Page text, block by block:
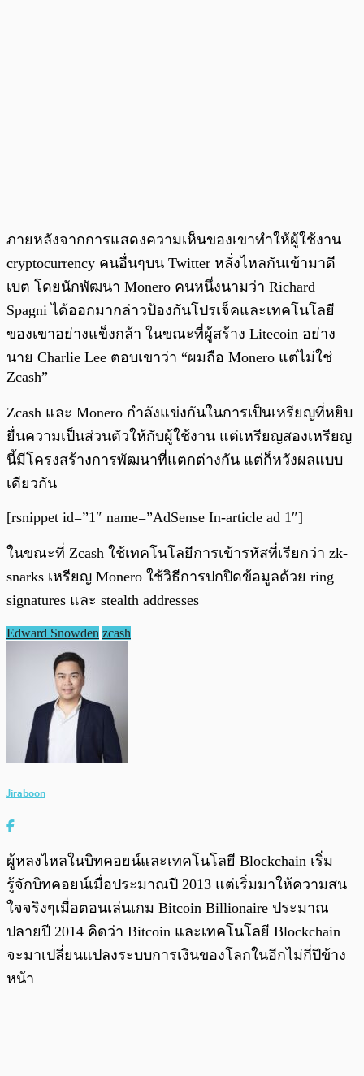
ภายหลังจากการแสดงความเห็นของเขาทำให้ผู้ใช้งาน
cryptocurrency คนอื่นๆบน Twitter หลั่งไหลกันเข้ามาดี
เบต โดยนักพัฒนา Monero คนหนึ่งนามว่า Richard
Spagni ได้ออกมากล่าวป้องกันโปรเจ็คและเทคโนโลยี
ของเขาอย่างแข็งกล้า ในขณะที่ผู้สร้าง Litecoin อย่าง
นาย Charlie Lee ตอบเขาว่า “ผมถือ Monero แต่ไม่ใช่
Zcash”
Zcash และ Monero กำลังแข่งกันในการเป็นเหรียญที่หยิบ
ยื่นความเป็นส่วนตัวให้กับผู้ใช้งาน แต่เหรียญสองเหรียญ
นี้มีโครงสร้างการพัฒนาที่แตกต่างกัน แต่ก็หวังผลแบบ
เดียวกัน
[rsnippet id=”1″ name=”AdSense In-article ad 1″]
ในขณะที่ Zcash ใช้เทคโนโลยีการเข้ารหัสที่เรียกว่า zk-
snarks เหรียญ Monero ใช้วิธีการปกปิดข้อมูลด้วย ring
signatures และ stealth addresses
Edward Snowden zcash
Jiraboon
ผู้หลงไหลในบิทคอยน์และเทคโนโลยี Blockchain เริ่ม
รู้จักบิทคอยน์เมื่อประมาณปี 2013 แต่เริ่มมาให้ความสน
ใจจริงๆเมื่อตอนเล่นเกม Bitcoin Billionaire ประมาณ
ปลายปี 2014 คิดว่า Bitcoin และเทคโนโลยี Blockchain
จะมาเปลี่ยนแปลงระบบการเงินของโลกในอีกไม่กี่ปีข้าง
หน้า